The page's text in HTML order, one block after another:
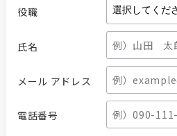
役職
氏名
メール アドレス
電話番号